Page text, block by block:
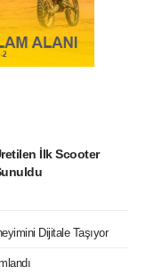
İlk Scooter
Dijitale Taşıyor